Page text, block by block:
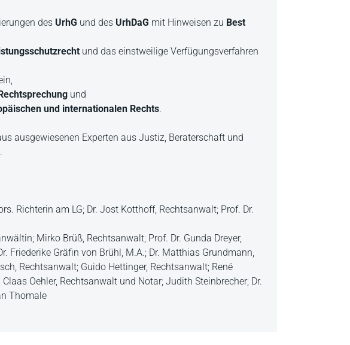
des UrhG und des UrhDaG mit Hinweisen zu Best
und das einstweilige Verfügungsverfahren
und
und internationalen Rechts.
ausgewiesenen Experten aus Justiz, Beraterschaft und
Richterin am LG; Dr. Jost Kotthoff, Rechtsanwalt; Prof. Dr.
Mirko Brüß, Rechtsanwalt; Prof. Dr. Gunda Dreyer,
Friederike Gräfin von Brühl, M.A.; Dr. Matthias Grundmann,
Rechtsanwalt; Guido Hettinger, Rechtsanwalt; René
Oehler, Rechtsanwalt und Notar; Judith Steinbrecher; Dr.
Thomale